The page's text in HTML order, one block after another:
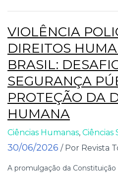
VIOLÊNCIA
DIREITOS
BRASIL:
SEGURANÇA
PROTEÇÃO DA
HUMANA
Ciências Humanas, Ciências
30/06/2026 / Por Revista
A promulgação da Constituição